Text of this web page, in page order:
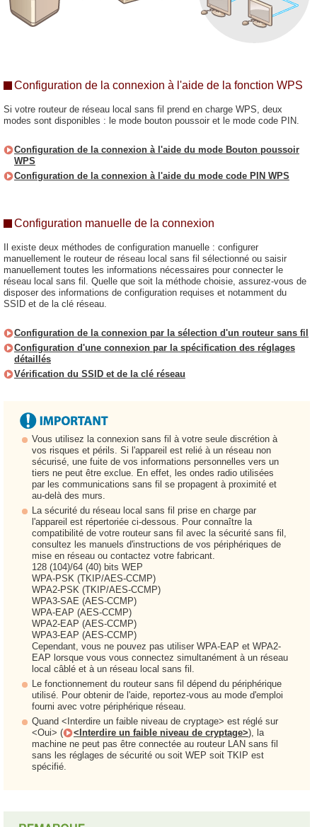
Configuration de la connexion à l'aide de la fonction WPS
Si votre routeur de réseau local sans fil prend en charge WPS, deux
modes sont disponibles : le mode bouton poussoir et le mode code PIN.
Configuration de la connexion à l'aide du mode Bouton poussoir
WPS
Configuration de la connexion à l'aide du mode code PIN WPS
Configuration manuelle de la connexion
Il existe deux méthodes de configuration manuelle : configurer
manuellement le routeur de réseau local sans fil sélectionné ou saisir
manuellement toutes les informations nécessaires pour connecter le
réseau local sans fil. Quelle que soit la méthode choisie, assurez-vous de
disposer des informations de configuration requises et notamment du
SSID et de la clé réseau.
Configuration de la connexion par la sélection d'un routeur sans fil
Configuration d'une connexion par la spécification des réglages
détaillés
Vérification du SSID et de la clé réseau
Vous utilisez la connexion sans fil à votre seule discrétion à
vos risques et périls. Si l'appareil est relié à un réseau non
sécurisé, une fuite de vos informations personnelles vers un
tiers ne peut être exclue. En effet, les ondes radio utilisées
par les communications sans fil se propagent à proximité et
au-delà des murs.
La sécurité du réseau local sans fil prise en charge par
l'appareil est répertoriée ci-dessous. Pour connaître la
compatibilité de votre routeur sans fil avec la sécurité sans fil,
consultez les manuels d'instructions de vos périphériques de
mise en réseau ou contactez votre fabricant.
128 (104)/64 (40) bits WEP
WPA-PSK (TKIP/AES-CCMP)
WPA2-PSK (TKIP/AES-CCMP)
WPA3-SAE (AES-CCMP)
WPA-EAP (AES-CCMP)
WPA2-EAP (AES-CCMP)
WPA3-EAP (AES-CCMP)
Cependant, vous ne pouvez pas utiliser WPA-EAP et WPA2-
EAP lorsque vous vous connectez simultanément à un réseau
local câblé et à un réseau local sans fil.
Le fonctionnement du routeur sans fil dépend du périphérique
utilisé. Pour obtenir de l'aide, reportez-vous au mode d'emploi
fourni avec votre périphérique réseau.
Quand <Interdire un faible niveau de cryptage> est réglé sur
<Oui> (
<Interdire un faible niveau de cryptage>), la
machine ne peut pas être connectée au routeur LAN sans fil
sans les réglages de sécurité ou soit WEP soit TKIP est
spécifié.